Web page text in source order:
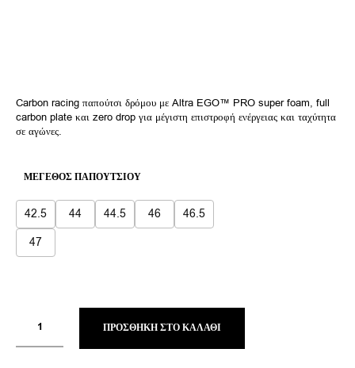
Carbon racing παπούτσι δρόμου με Altra EGO™ PRO super foam, full
carbon plate και zero drop για μέγιστη επιστροφή ενέργειας και ταχύτητα
σε αγώνες.
ΜΈΓΕΘΟΣ ΠΑΠΟΥΤΣΙΟΎ
42.5 44 44.5 46
46.5
47
ΠΡΟΣΘΉΚΗ ΣΤΟ ΚΑΛΆΘΙ